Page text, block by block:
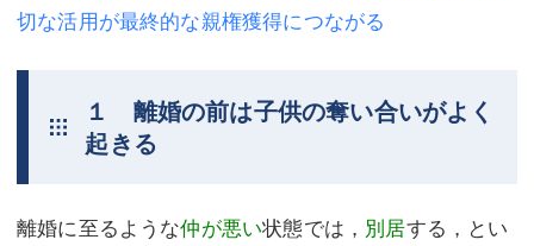
債務整理
マスコミ取材・実績
アクセス
埼玉事務所 (さいたま市)
マスコミ取材・実績
アクセス
東京事務所 (新宿・四谷)
川口事務所（埼玉県川口市）
切な活用が最終的な親権獲得につながる
１ 離婚の前は子供の奪い合いがよく
起きる
離婚に至るような仲が悪い状態では， 別居する，とい